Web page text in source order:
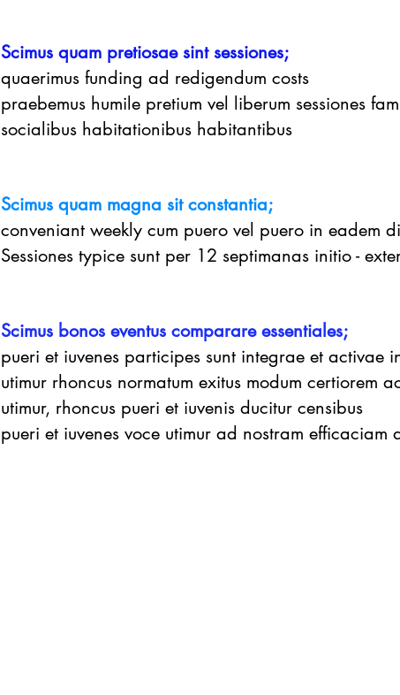
Scimus quam pretiosae sint sessiones;
quaerimus funding ad redigendum costs
praebemus humile pretium vel liberum sessiones
socialibus habitationibus habitantibus
Scimus quam magna sit constantia;
conveniant weekly cum puero vel puero in eadem
Sessiones typice sunt per 12 septimanas initio -
Scimus bonos eventus comparare essentiales;
pueri et iuvenes participes sunt integrae et activae
utimur rhoncus normatum exitus modum certiorem
utimur, rhoncus pueri et iuvenis ducitur censibus
pueri et iuvenes voce utimur ad nostram efficaciam